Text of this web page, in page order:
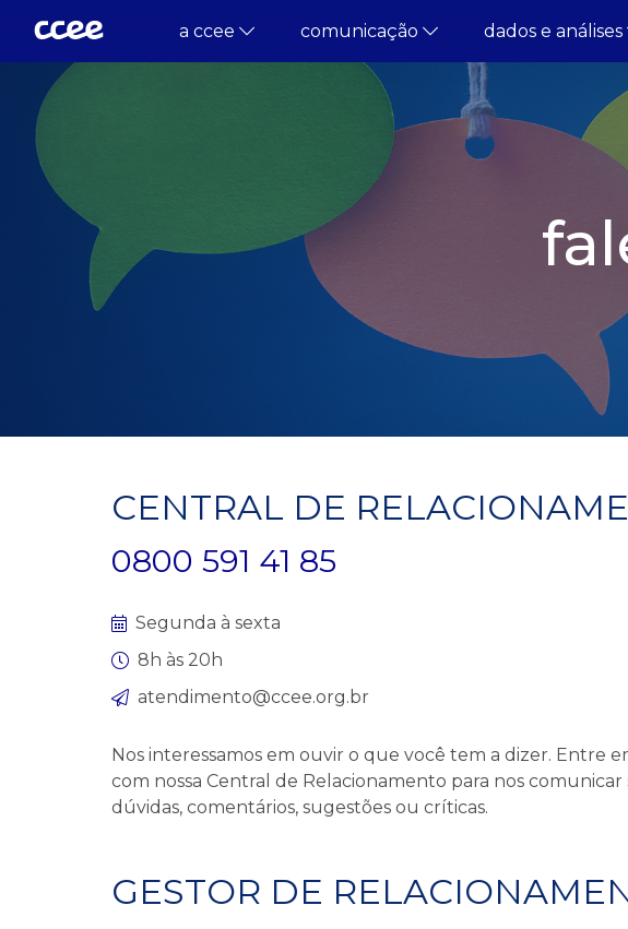
a ccee comunicação dados e análises
CENTRAL DE
0800 591 41 85
Segunda à sexta
8h às 20h
atendimento@ccee.org.br
Nos interessamos em ouvir o que você tem a dizer. Entre
com nossa Central de Relacionamento para nos comunicar
dúvidas, comentários, sugestões ou críticas.
GESTOR DE